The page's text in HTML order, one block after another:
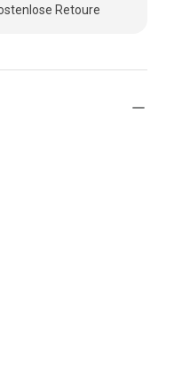
Retoure